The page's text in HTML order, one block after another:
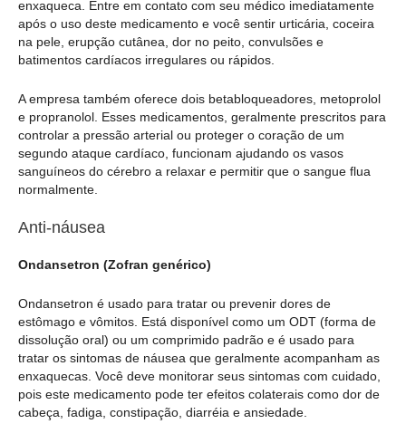
enxaqueca. Entre em contato com seu médico imediatamente
após o uso deste medicamento e você sentir urticária, coceira
na pele, erupção cutânea, dor no peito, convulsões e
batimentos cardíacos irregulares ou rápidos.
A empresa também oferece dois betabloqueadores, metoprolol
e propranolol. Esses medicamentos, geralmente prescritos para
controlar a pressão arterial ou proteger o coração de um
segundo ataque cardíaco, funcionam ajudando os vasos
sanguíneos do cérebro a relaxar e permitir que o sangue flua
normalmente.
Anti-náusea
Ondansetron (Zofran genérico)
Ondansetron é usado para tratar ou prevenir dores de
estômago e vômitos. Está disponível como um ODT (forma de
dissolução oral) ou um comprimido padrão e é usado para
tratar os sintomas de náusea que geralmente acompanham as
enxaquecas. Você deve monitorar seus sintomas com cuidado,
pois este medicamento pode ter efeitos colaterais como dor de
cabeça, fadiga, constipação, diarréia e ansiedade.